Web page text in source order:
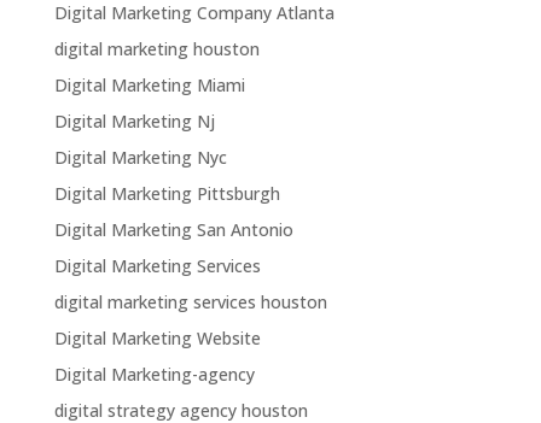
Digital Marketing Company Atlanta
digital marketing houston
Digital Marketing Miami
Digital Marketing Nj
Digital Marketing Nyc
Digital Marketing Pittsburgh
Digital Marketing San Antonio
Digital Marketing Services
digital marketing services houston
Digital Marketing Website
Digital Marketing-agency
digital strategy agency houston